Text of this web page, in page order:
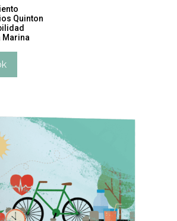
Quinton
Marina